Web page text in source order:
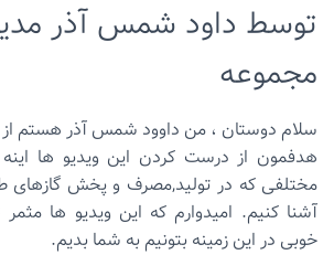
توسط داود شمس آذر
مجموعه
سلام دوستان ، من داوود شمس آذر هستم از
هدفمون از درست کردن این ویدیو ها اینه
مختلفی که در تولید,مصرف و پخش
آشنا کنیم. امیدوارم که این ویدیو ها
خوبی در این زمینه بتونیم به شما بدیم.